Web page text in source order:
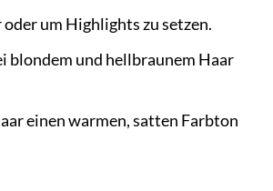
um Highlights zu setzen.
blondem und hellbraunem Haar
einen warmen, satten Farbton